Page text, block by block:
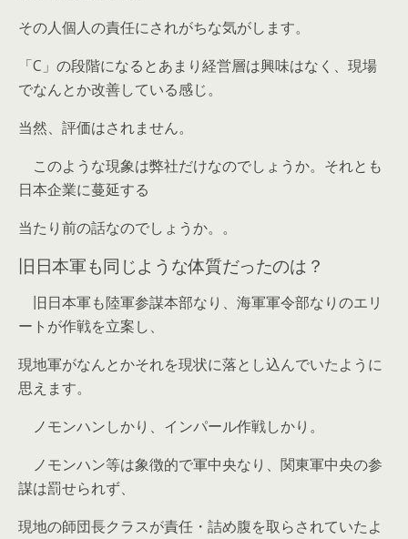
その人個人の責任にされがちな気がします。
「C」の段階になるとあまり経営層は興味はなく、現場
でなんとか改善している感じ。
当然、評価はされません。
このような現象は弊社だけなのでしょうか。それとも
日本企業に蔓延する
当たり前の話なのでしょうか。。
旧日本軍も同じような体質だったのは？
旧日本軍も陸軍参謀本部なり、海軍軍令部なりのエリ
ートが作戦を立案し、
現地軍がなんとかそれを現状に落とし込んでいたように
思えます。
ノモンハンしかり、インパール作戦しかり。
ノモンハン等は象徴的で軍中央なり、関東軍中央の参
謀は罰せられず、
現地の師団長クラスが責任・詰め腹を取らされていたよ